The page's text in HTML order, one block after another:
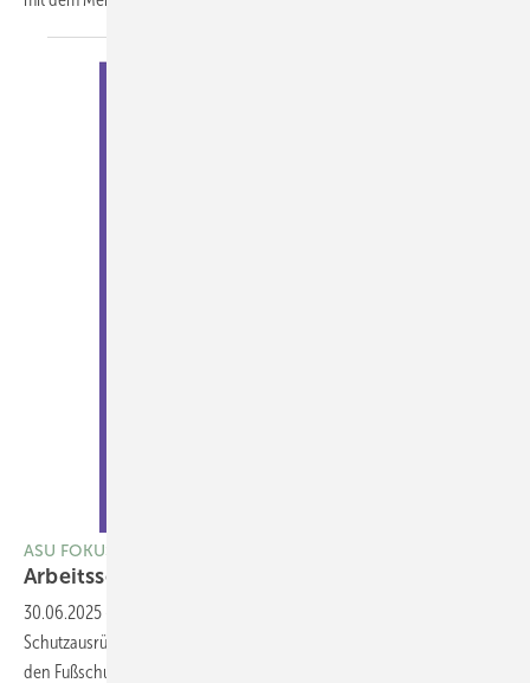
ASU FOKUS Arbeitsschutz
Arbeitsschutz
30.06.2025
Schutzausrüstung (PSA) unerlässlich: Für den Gehörschutz und für
den Fußschutz wird eine Vielzahl an Möglichkeiten und aktuelle